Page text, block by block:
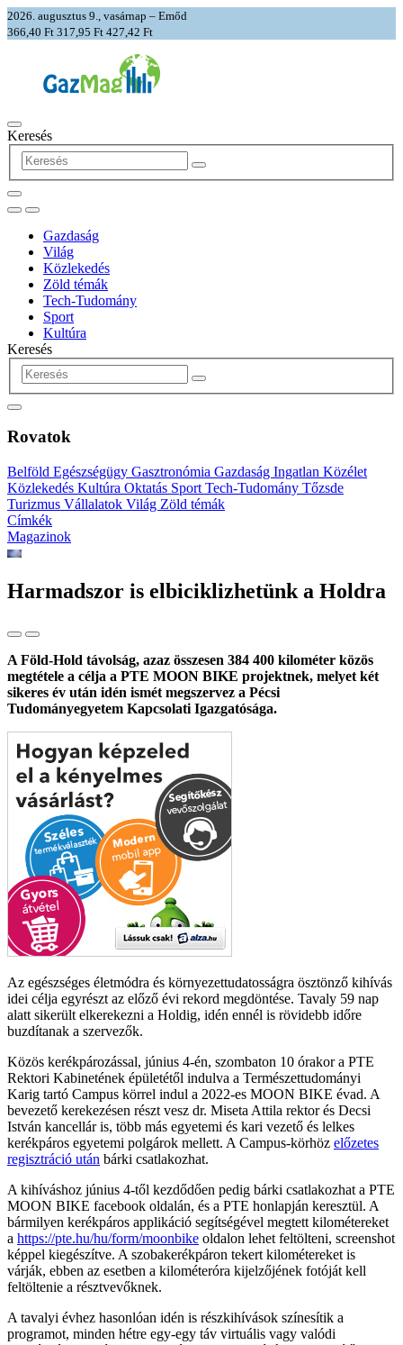
2026. augusztus 9., vasárnap – Emőd
366,40 Ft 317,95 Ft 427,42 Ft
Keresés
Gazdaság
Világ
Közlekedés
Zöld témák
Tech-Tudomány
Sport
Kultúra
Keresés
Rovatok
Belföld Egészségügy Gasztronómia Gazdaság Ingatlan Közélet
Közlekedés Kultúra Oktatás Sport Tech-Tudomány Tőzsde
Turizmus Vállalatok Világ Zöld témák
Címkék
Magazinok
Harmadszor is elbiciklizhetünk a Holdra
A Föld-Hold távolság, azaz összesen 384 400 kilométer közös
megtétele a célja a PTE MOON BIKE projektnek, melyet két
sikeres év után idén ismét megszervez a Pécsi
Tudományegyetem Kapcsolati Igazgatósága.
Az egészséges életmódra és környezettudatosságra ösztönző kihívás
idei célja egyrészt az előző évi rekord megdöntése. Tavaly 59 nap
alatt sikerült elkerekezni a Holdig, idén ennél is rövidebb időre
buzdítanak a szervezők.
Közös kerékpározással, június 4-én, szombaton 10 órakor a PTE
Rektori Kabinetének épületétől indulva a Természettudományi
Karig tartó Campus körrel indul a 2022-es MOON BIKE évad. A
bevezető kerekezésen részt vesz dr. Miseta Attila rektor és Decsi
István kancellár is, több más egyetemi és kari vezető és lelkes
kerékpáros egyetemi polgárok mellett. A Campus-körhöz előzetes
regisztráció után bárki csatlakozhat.
A kihíváshoz június 4-től kezdődően pedig bárki csatlakozhat a PTE
MOON BIKE facebook oldalán, és a PTE honlapján keresztül. A
bármilyen kerékpáros applikáció segítségével megtett kilométereket
a https://pte.hu/hu/form/moonbike oldalon lehet feltölteni, screenshot
képpel kiegészítve. A szobakerékpáron tekert kilométereket is
várják, ebben az esetben a kilométeróra kijelzőjének fotóját kell
feltöltenie a résztvevőknek.
A tavalyi évhez hasonlóan idén is részkihívások színesítik a
programot, minden hétre egy-egy táv virtuális vagy valódi